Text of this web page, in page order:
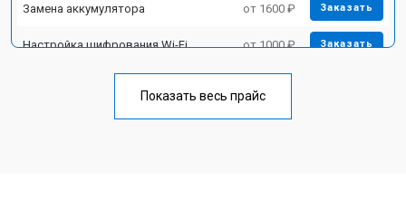
Замена аккумулятора от 1600 ₽ Заказать
Настройка шифрования Wi-Fi от 1000 ₽ Заказать
Замена материнской платы от 2800 ₽
Показать весь прайс